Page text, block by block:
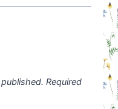
Required